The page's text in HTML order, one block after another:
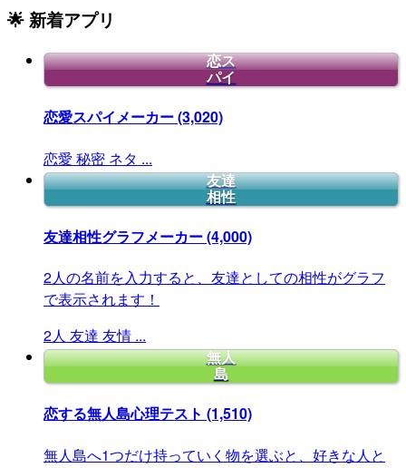
🌟 新着アプリ
恋ス
パイ
恋愛スパイメーカー(3,020)
恋愛 秘密 ネタ ...
友達
相性
友達相性グラフメーカー(4,000)
2人の名前を入力すると、友達としての相性がグラフ
で表示されます！
2人 友達 友情 ...
無人
島
恋する無人島心理テスト (1,510)
無人島へ1つだけ持っていく物を選ぶと、好きな人と